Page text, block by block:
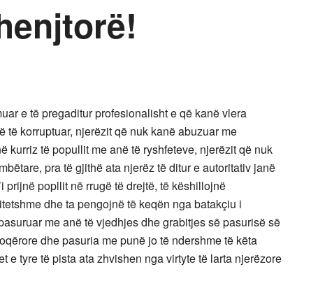
e të pregaditur profesionalisht e që kanë vlera
të korruptuar, njerëzit që nuk kanë abuzuar me
kurriz të popullit me anë të ryshfeteve, njerëzit që nuk
pra të gjithë ata njerëz të ditur e autoritativ janë
prijnë popllit në rrugë të drejtë, të këshillojnë
dhe ta pengojnë të keqën nga batakçiu i
me anë të vjedhjes dhe grabitjes së pasurisë së
dhe pasuria me punë jo të ndershme të këta
e tyre të pista ata zhvishen nga virtyte të larta njerëzore